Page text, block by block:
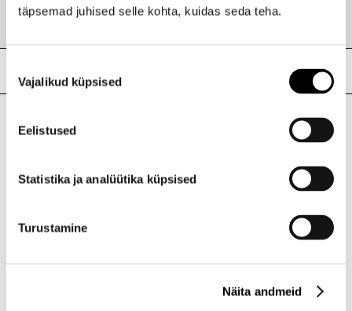
täpsemad juhised selle kohta, kuidas seda teha.
valik
Vajalikud küpsised
Eelistused
Statistika ja analüütika küpsised
Turustamine
Näita andmeid
Meie poed
Endla 45, Tallinn